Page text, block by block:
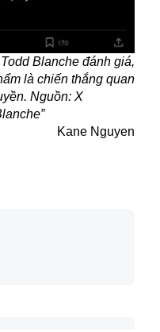
Blanche đánh giá,
là chiến thắng quan
Nguồn: X
Kane Nguyen